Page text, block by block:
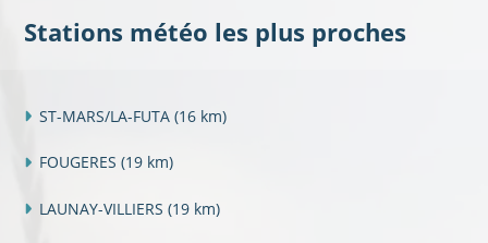
Stations météo les plus proches
ST-MARS/LA-FUTA (16 km)
FOUGERES (19 km)
LAUNAY-VILLIERS (19 km)